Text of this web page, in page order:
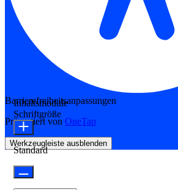
Barrierefreiheitsanpassungen
Präsentiert von OneTap
Werkzeugleiste ausblenden
Inhaltsmodule
Schriftgröße
Standard